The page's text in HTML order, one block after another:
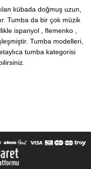
kübada doğmuş uzun,
Tumba da bir çok müzik
ispanyol , flemenko ,
Tumba modelleri,
tumba kategorisi